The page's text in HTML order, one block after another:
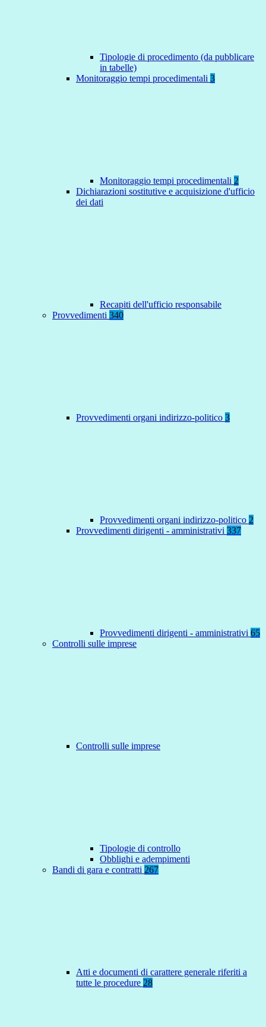
Tipologie di procedimento (da pubblicare
in tabelle)
Monitoraggio tempi procedimentali 3
Monitoraggio tempi procedimentali 2
Dichiarazioni sostitutive e acquisizione d'ufficio
dei dati
Recapiti dell'ufficio responsabile
Provvedimenti 340
Provvedimenti organi indirizzo-politico 3
Provvedimenti organi indirizzo-politico 2
Provvedimenti dirigenti - amministrativi 337
Provvedimenti dirigenti - amministrativi 65
Controlli sulle imprese
Controlli sulle imprese
Tipologie di controllo
Obblighi e adempimenti
Bandi di gara e contratti 267
Atti e documenti di carattere generale riferiti a
tutte le procedure 28